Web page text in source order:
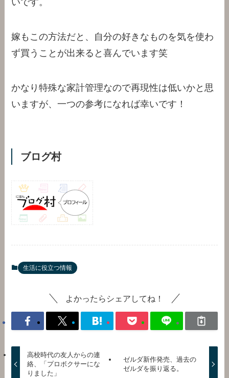
いです。
嫁もこの方法だと、自分の好きなものを気を使わ
ず買うことが出来ると喜んでいます笑
かなり特殊な家計管理なので再現性は低いかと思
いますが、一つの参考になれば幸いです！
ブログ村
生活に役立つ情報
よかったらシェアしてね！
高校時代の友人からの連
絡、「プロボクサーにな
りました」
ゼルダ新作発売、過去の
ゼルダを振り返る。